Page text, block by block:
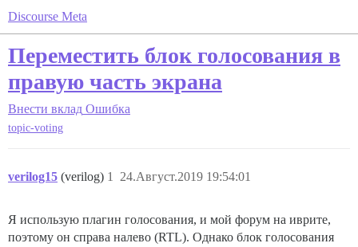
Discourse Meta
Переместить блок голосования в
правую часть экрана
Внести вклад Ошибка
topic-voting
verilog15 (verilog) 24.Август.2019 19:54:01
1
Я использую плагин голосования, и мой форум на иврите,
поэтому он справа налево (RTL). Однако блок голосования